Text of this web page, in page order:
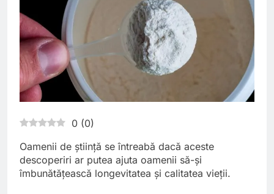
0 (0)
Oamenii de știință se întreabă dacă aceste
descoperiri ar putea ajuta oamenii să-și
îmbunătățească longevitatea și calitatea vieții.